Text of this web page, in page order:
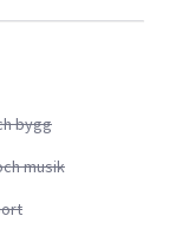
bygg
musik